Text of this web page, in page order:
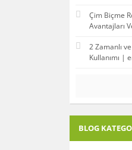
Çim Biçme
Avantajları
2 Zamanlı
Kullanımı |
BLOG